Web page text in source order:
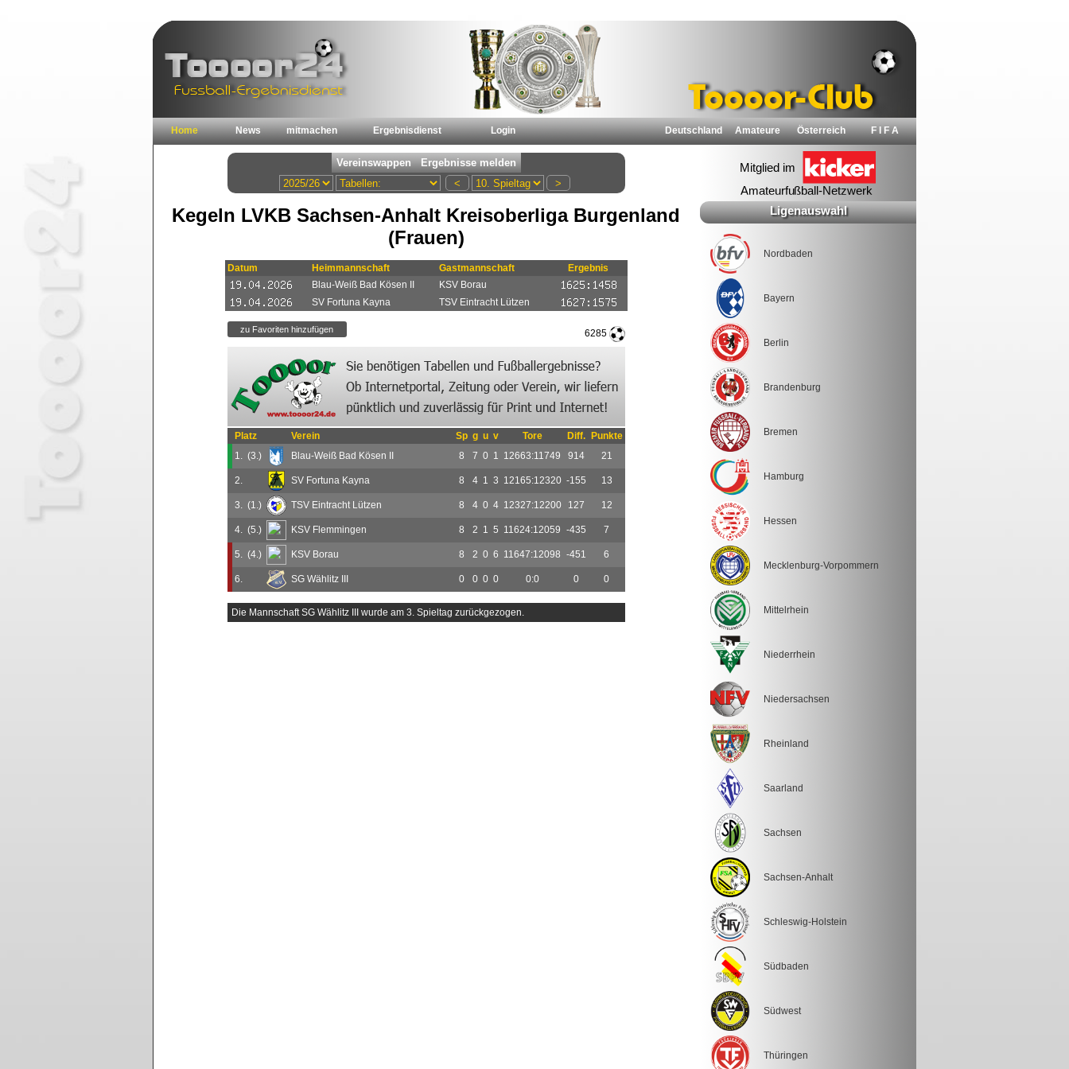
Home News mitmachen Ergebnisdienst Login Deutschland Amateure Österreich F I F A
Kegeln LVKB Sachsen-Anhalt Kreisoberliga Burgenland
(Frauen)
Datum Heimmannschaft Gastmannschaft
Ergebnis
Blau-Weiß Bad Kösen II
KSV Borau
SV Fortuna Kayna
TSV Eintracht Lützen
6285
Platz Verein Sp g u v Tore Diff.
Punkte
1. (3.) Blau-Weiß Bad Kösen II 8 7 0 1 12663:11749 914 21
2. SV Fortuna Kayna 8 4 1 3 12165:12320 -155 13
3. (1.) TSV Eintracht Lützen 8 4 0 4 12327:12200 127 12
4. (5.) KSV Flemmingen 8 2 1 5 11624:12059 -435 7
5. (4.) KSV Borau 8 2 0 6 11647:12098 -451 6
6. SG Wählitz III 0 0 0 0 0:0 0 0
Die Mannschaft SG Wählitz III wurde am 3. Spieltag zurückgezogen.
Ligenauswahl
Nordbaden
Bayern
Berlin
Brandenburg
Bremen
Hamburg
Hessen
Mecklenburg-Vorpommern
Mittelrhein
Niederrhein
Niedersachsen
Rheinland
Saarland
Sachsen
Sachsen-Anhalt
Schleswig-Holstein
Südbaden
Südwest
Thüringen